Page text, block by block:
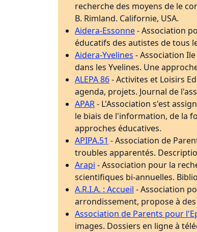
recherche des moyens de le
B. Rimland. Californie, USA.
Aidera-Essonne- Association
éducatifs des autistes de tous
Aidera-Yvelines - Association
dans les Yvelines. Une
ALEPA 86- Activites et Loisirs
agenda, projets. Journal de
APAR- L'Association s'est
le biais de l'information, de la
approches éducatives.
APIPA.51 - Association de
troubles apparentés.
Arapi - Association pour la
scientifiques bi-annuelles.
A.R.I.A. : Accueil - Association
arrondissement, propose à des
Association de Parents pour
images. Dossiers en ligne à